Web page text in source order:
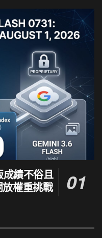
績不俗且
權重挑戰